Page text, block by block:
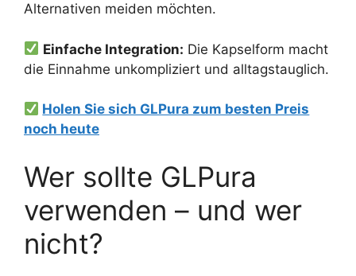
Alternativen meiden möchten.
Einfache Integration: Die Kapselform macht
die Einnahme unkompliziert und alltagstauglich.
Holen Sie sich GLPura zum besten Preis
noch heute
Wer sollte GLPura
verwenden – und wer
nicht?